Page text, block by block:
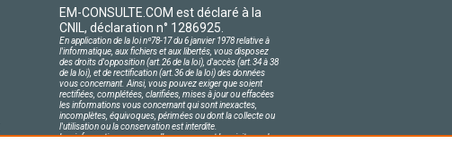
EM-CONSULTE.COM est déclaré à la
CNIL, déclaration n° 1286925.
En application de la loi nº78-17 du 6 janvier 1978 relative à
l'informatique, aux fichiers et aux libertés, vous disposez
des droits d'opposition (art.26 de la loi), d'accès (art.34 à 38
de la loi), et de rectification (art.36 de la loi) des données
vous concernant. Ainsi, vous pouvez exiger que soient
rectifiées, complétées, clarifiées, mises à jour ou effacées
les informations vous concernant qui sont inexactes,
incomplètes, équivoques, périmées ou dont la collecte ou
l'utilisation ou la conservation est interdite.
Les informations personnelles concernant les visiteurs de